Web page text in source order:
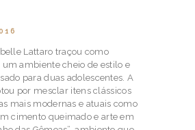
Lattaro traçou como
ambiente cheio de estilo e
para duas adolescentes. A
por mesclar itens clássicos
mais modernas e atuais como
cimento queimado e arte em